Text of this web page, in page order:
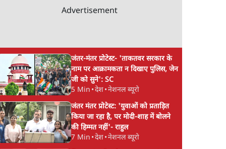
Advertisement
जंतर-मंतर प्रोटेस्ट- 'ताकतवर सरकार के
नाम पर आक्रामकता न दिखाए पुलिस, जेन
जी को सुने': SC
5 Min •देश•नेशनल ब्यूरो
जंतर मंतर प्रोटेस्ट: 'युवाओं को प्रताड़ित
किया जा रहा है, पर मोदी-शाह में बोलने
की हिम्मत नहीं'- राहुल
7 Min •देश•नेशनल ब्यूरो